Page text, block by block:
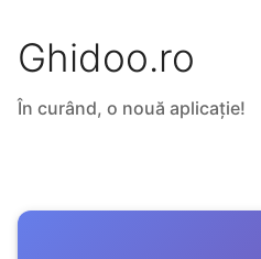
Ghidoo.ro
În curând, o nouă aplicație!